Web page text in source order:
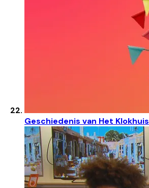
Geschiedenis van Het Klokhuis